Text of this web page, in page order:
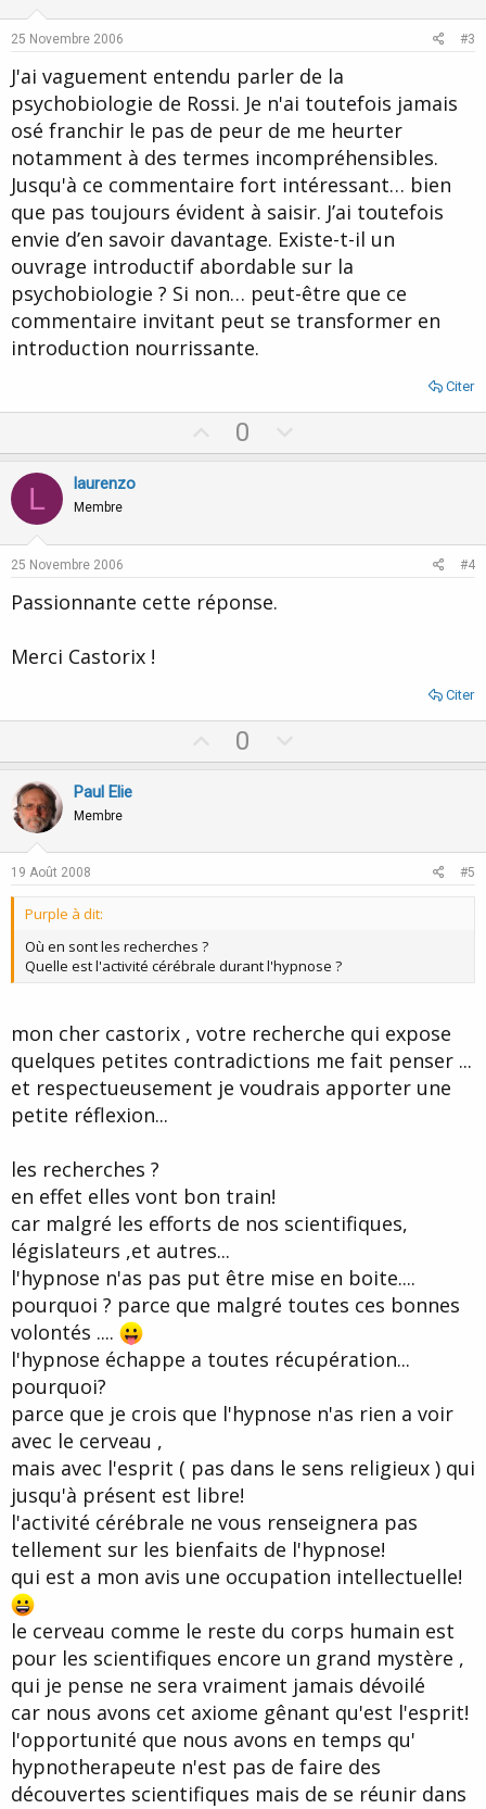
t
v
t
e
25 Novembre 2006 #3
J'ai vaguement entendu parler de la
psychobiologie de Rossi. Je n'ai toutefois jamais
osé franchir le pas de peur de me heurter
notamment à des termes incompréhensibles.
Jusqu'à ce commentaire fort intéressant… bien
que pas toujours évident à saisir. J’ai toutefois
envie d’en savoir davantage. Existe-t-il un
ouvrage introductif abordable sur la
psychobiologie ? Si non… peut-être que ce
commentaire invitant peut se transformer en
introduction nourrissante.
Citer
p
0
o
L laurenzo
Membre
25 Novembre 2006 #4
Passionnante cette réponse.
Merci Castorix !
Citer
p
t
0
o
v
Paul Elie
Membre
19 Août 2008 #5
Purple à dit:
Où en sont les recherches ?
Quelle est l'activité cérébrale durant l'hypnose ?
mon cher castorix , votre recherche qui expose
quelques petites contradictions me fait penser ...
et respectueusement je voudrais apporter une
petite réflexion...
les recherches ?
en effet elles vont bon train!
car malgré les efforts de nos scientifiques,
législateurs ,et autres...
l'hypnose n'as pas put être mise en boite....
pourquoi ? parce que malgré toutes ces bonnes
volontés ....
l'hypnose échappe a toutes récupération...
pourquoi?
parce que je crois que l'hypnose n'as rien a voir
avec le cerveau ,
mais avec l'esprit ( pas dans le sens religieux ) qui
jusqu'à présent est libre!
l'activité cérébrale ne vous renseignera pas
tellement sur les bienfaits de l'hypnose!
qui est a mon avis une occupation intellectuelle!
le cerveau comme le reste du corps humain est
pour les scientifiques encore un grand mystère ,
qui je pense ne sera vraiment jamais dévoilé
car nous avons cet axiome gênant qu'est l'esprit!
l'opportunité que nous avons en temps qu'
hypnotherapeute n'est pas de faire des
découvertes scientifiques mais de se réunir dans